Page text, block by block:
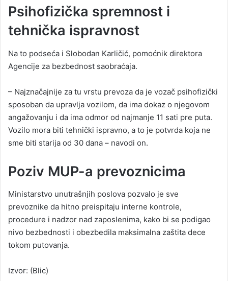
Psihofizička spremnost i
tehnička ispravnost
Na to podseća i Slobodan Karličić, pomoćnik direktora
Agencije za bezbednost saobraćaja.
– Najznačajnije za tu vrstu prevoza da je vozač psihofizički
sposoban da upravlja vozilom, da ima dokaz o njegovom
angažovanju i da ima odmor od najmanje 11 sati pre puta.
Vozilo mora biti tehnički ispravno, a to je potvrda koja ne
sme biti starija od 30 dana – navodi on.
Poziv MUP-a prevoznicima
Ministarstvo unutrašnjih poslova pozvalo je sve
prevoznike da hitno preispitaju interne kontrole,
procedure i nadzor nad zaposlenima, kako bi se podigao
nivo bezbednosti i obezbedila maksimalna zaštita dece
tokom putovanja.
Izvor: (Blic)